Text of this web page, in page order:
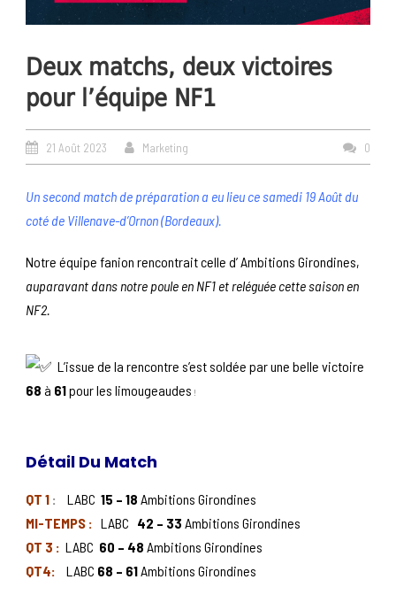
Deux matchs, deux victoires
pour l’équipe NF1
21 Août 2023 Marketing 0
Un second match de préparation a eu lieu ce samedi 19 Août du
coté de Villenave-d’Ornon (Bordeaux).
Notre équipe fanion rencontrait celle d’ Ambitions Girondines,
auparavant dans notre poule en NF1 et reléguée cette saison en
NF2.
L’issue de la rencontre s’est soldée par une belle victoire
68 à 61pour les limougeaudes !
Détail Du Match
QT 1 : LABC 15 – 18 Ambitions Girondines
MI-TEMPS : LABC 42 – 33 Ambitions Girondines
QT 3 : LABC 60 – 48 Ambitions Girondines
QT4:
LABC 68 – 61Ambitions Girondines